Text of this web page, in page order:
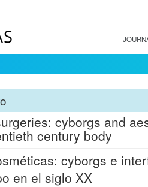
cyborgs and
century body
cyborgs e
en el siglo XX